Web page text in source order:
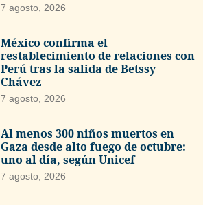
7 agosto, 2026
México confirma el
restablecimiento de relaciones con
Perú tras la salida de Betssy
Chávez
7 agosto, 2026
Al menos 300 niños muertos en
Gaza desde alto fuego de octubre:
uno al día, según Unicef
7 agosto, 2026